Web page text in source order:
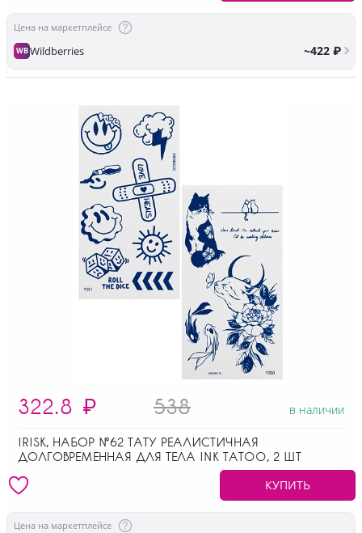
Цена на маркетплейсе
WBWildberries ~422 ₽
322.8 ₽ 538 в наличии
IRISK, НАБОР №62 ТАТУ РЕАЛИСТИЧНАЯ
ДОЛГОВРЕМЕННАЯ ДЛЯ ТЕЛА INK TATOO, 2 ШТ
КУПИТЬ
Цена на маркетплейсе